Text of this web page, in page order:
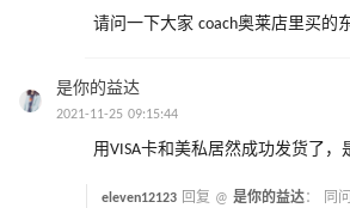
请问一下大家 coach奥莱店里买的
是你的益达
2021-11-25 09:15:44
用VISA卡和美私居然成功发货了，
eleven12123 回复 @ 是你的益达：
同